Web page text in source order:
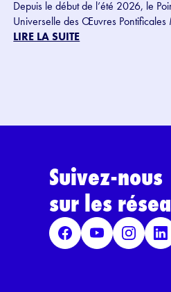
Depuis le début de l’été 2026, le
Universelle des Œuvres Pontificales
LIRE LA SUITE
Suivez-nous
sur les